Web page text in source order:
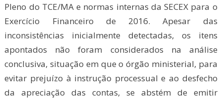
Pleno do TCE/MA e normas internas da SECEX para o
Exercício Financeiro de 2016. Apesar das
inconsistências inicialmente detectadas, os itens
apontados não foram considerados na análise
conclusiva, situação em que o órgão ministerial, para
evitar prejuízo à instrução processual e ao desfecho
da apreciação das contas, se abstém de emitir